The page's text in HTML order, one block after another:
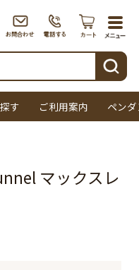
検索
す ご利用案内 ペン
マックスレ